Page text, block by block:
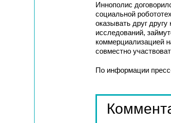
Иннополис
социальной
оказывать друг
исследований,
коммерциализацией
совместно
По информации